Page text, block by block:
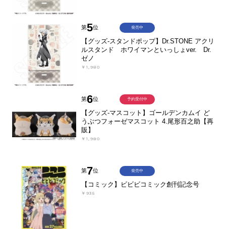
第5位
【グッズ-スタンドポップ】Dr.STONE アクリ
ルスタンド ホワイマンといっしょver. Dr.
ゼノ
￥1,980
発売中
第6位
【グッズ-マスコット】ゴールデンカムイ ど
うぶつフォーゼマスコット 4.尾形百之助【再
販】
￥1,980
予約受付中
第7位
【コミック】ビビビコミック創刊記念号
￥935
発売中